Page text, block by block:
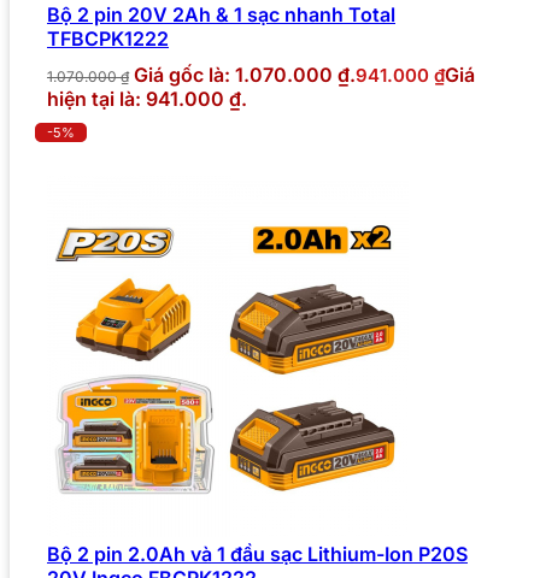
Bộ 2 pin 20V 2Ah & 1 sạc nhanh Total
TFBCPK1222
1.070.000₫ Giá gốc là: 1.070.000 ₫.941.000 ₫Giá
hiện tại là: 941.000 ₫.
-5%
Bộ 2 pin 2.0Ah và 1 đầu sạc Lithium-Ion P20S